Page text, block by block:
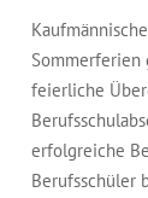
Sommerferien
feierliche
erfolgreiche
Berufsschüler